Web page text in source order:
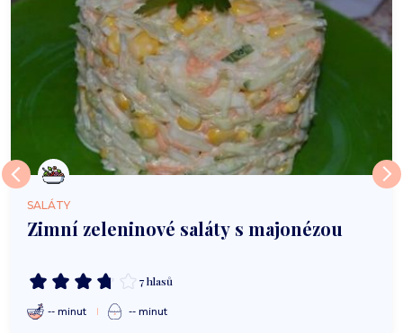
SALÁTY
Zimní zeleninové saláty s majonézou
7 hlasů
-- minut -- minut